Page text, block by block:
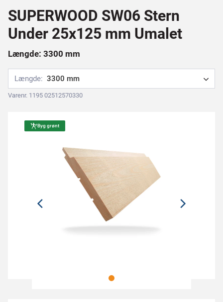
SUPERWOOD SW06 Stern
Under 25x125 mm Umalet
Længde: 3300 mm
Længde: 3300 mm
Varenr. 1195 02512570330
Byg grønt